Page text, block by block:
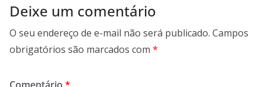
Deixe um comentário
O seu endereço de e-mail não será publicado. Campos
obrigatórios são marcados com *
Comentário *